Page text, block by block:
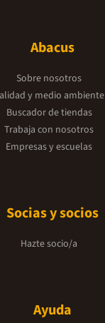
Abacus
Sobre nosotros
y medio ambiente
Buscador de tiendas
Trabaja con nosotros
Empresas y escuelas
Socias y socios
Hazte socio/a
Ayuda